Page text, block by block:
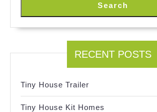
Search
RECENT POSTS
Tiny House Trailer
Tiny House Kit Homes